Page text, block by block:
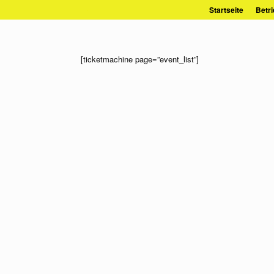
Inhalt
Startseite
[ticketmachine page=”event_list”]